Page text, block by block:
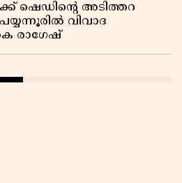
ഷെഡിൻ്റെ അടിത്തറ
വിവാദ
രാഗേഷ്